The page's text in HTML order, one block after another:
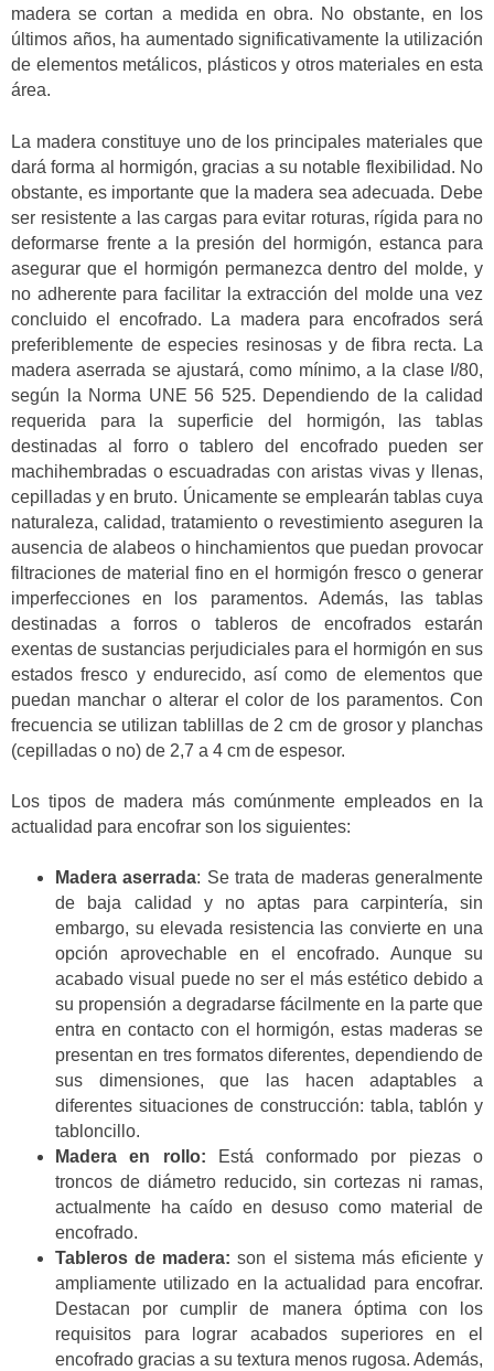
madera se cortan a medida en obra. No obstante, en los
últimos años, ha aumentado significativamente la utilización
de elementos metálicos, plásticos y otros materiales en esta
área.
La madera constituye uno de los principales materiales que
dará forma al hormigón, gracias a su notable flexibilidad. No
obstante, es importante que la madera sea adecuada. Debe
ser resistente a las cargas para evitar roturas, rígida para no
deformarse frente a la presión del hormigón, estanca para
asegurar que el hormigón permanezca dentro del molde, y
no adherente para facilitar la extracción del molde una vez
concluido el encofrado. La madera para encofrados será
preferiblemente de especies resinosas y de fibra recta. La
madera aserrada se ajustará, como mínimo, a la clase I/80,
según la Norma UNE 56 525. Dependiendo de la calidad
requerida para la superficie del hormigón, las tablas
destinadas al forro o tablero del encofrado pueden ser
machihembradas o escuadradas con aristas vivas y llenas,
cepilladas y en bruto. Únicamente se emplearán tablas cuya
naturaleza, calidad, tratamiento o revestimiento aseguren la
ausencia de alabeos o hinchamientos que puedan provocar
filtraciones de material fino en el hormigón fresco o generar
imperfecciones en los paramentos. Además, las tablas
destinadas a forros o tableros de encofrados estarán
exentas de sustancias perjudiciales para el hormigón en sus
estados fresco y endurecido, así como de elementos que
puedan manchar o alterar el color de los paramentos. Con
frecuencia se utilizan tablillas de 2 cm de grosor y planchas
(cepilladas o no) de 2,7 a 4 cm de espesor.
Los tipos de madera más comúnmente empleados en la
actualidad para encofrar son los siguientes:
Madera aserrada: Se trata de maderas generalmente
de baja calidad y no aptas para carpintería, sin
embargo, su elevada resistencia las convierte en una
opción aprovechable en el encofrado. Aunque su
acabado visual puede no ser el más estético debido a
su propensión a degradarse fácilmente en la parte que
entra en contacto con el hormigón, estas maderas se
presentan en tres formatos diferentes, dependiendo de
sus dimensiones, que las hacen adaptables a
diferentes situaciones de construcción: tabla, tablón y
tabloncillo.
Madera en rollo: Está conformado por piezas o
troncos de diámetro reducido, sin cortezas ni ramas,
actualmente ha caído en desuso como material de
encofrado.
Tableros de madera: son el sistema más eficiente y
ampliamente utilizado en la actualidad para encofrar.
Destacan por cumplir de manera óptima con los
requisitos para lograr acabados superiores en el
encofrado gracias a su textura menos rugosa. Además,